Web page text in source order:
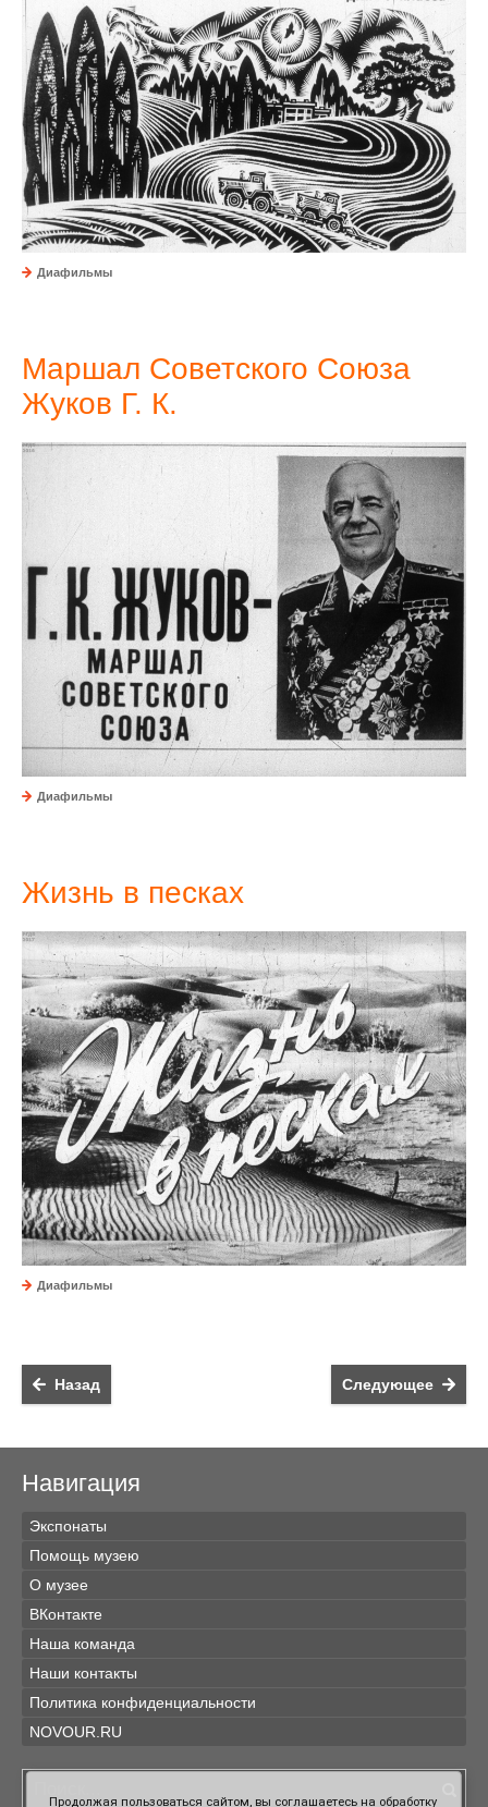
Диафильмы
Маршал Советского Союза
Жуков Г. К.
Диафильмы
Жизнь в песках
Диафильмы
Назад Следующее
Навигация
Экспонаты
Помощь музею
О музее
ВКонтакте
Наша команда
Наши контакты
Политика конфиденциальности
NOVOUR.RU
Продолжая пользоваться сайтом, вы соглашаетесь на обработку